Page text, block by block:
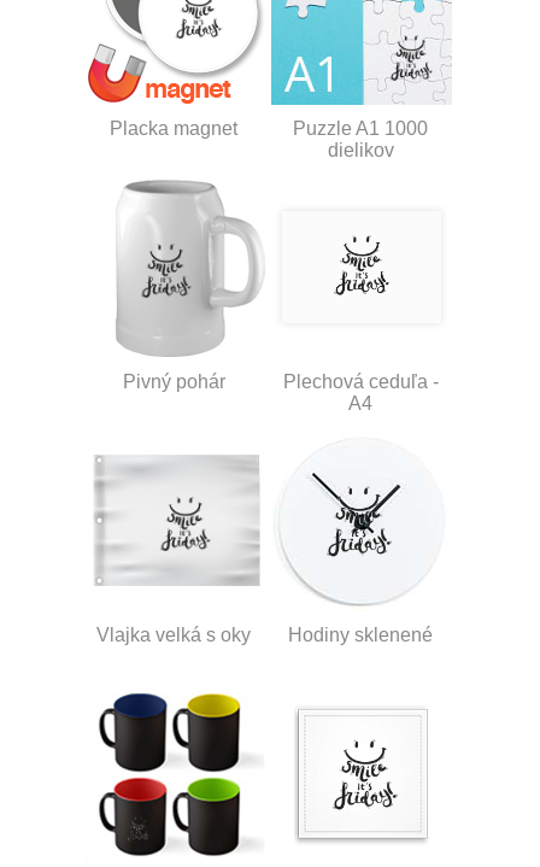
Placka magnet
Puzzle A1 1000
dielikov
Pivný pohár
Plechová ceduľa -
A4
Vlajka velká s oky Hodiny sklenené